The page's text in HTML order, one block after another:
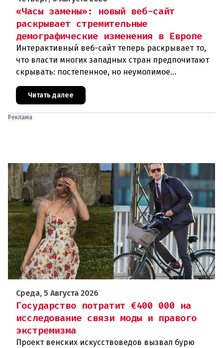
«Часы замены»: новый веб-сайт
раскрывает стремительные
демографические изменения в Европе
Интерактивный веб-сайт теперь раскрывает то,
что власти многих западных стран предпочитают
скрывать: постепенное, но неумолимое
сокращение численности населения
европейского происхождения. «Часы замен
Читать далее
Реклама
Среда, 5 Августа 2026
Государство потратит €400 000 на
исследование связи моды и правого
экстремизма
Проект венских искусствоведов вызвал бурю